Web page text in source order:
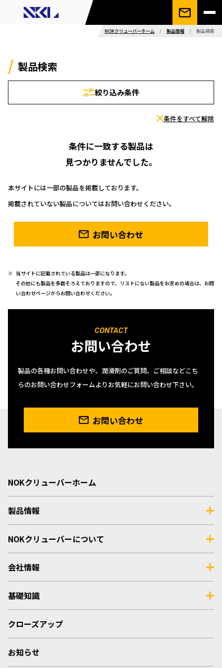
NOKクリューバーホーム / 製品情報 / 製品検索
製品検索
絞り込み条件
条件をすべて解除
条件に一致する製品は
見つかりませんでした。
本サイトには一部の製品を掲載しております。
掲載されていない製品についてはお問い合わせください。
お問い合わせ
当サイトに記載されている製品は一部になります。
その他にも製品を多数そろえておりますので、リストにない製品をお求めの場合は、お問
い合わせページからお問い合わせください。
CONTACT
お問い合わせ
製品の各種お問い合わせや、潤滑剤のご質問、ご相談などこち
らのお問い合わせフォームよりお気軽にお問い合わせ下さい。
お問い合わせ
NOKクリューバーホーム
製品情報
NOKクリューバーについて
会社情報
基礎知識
クローズアップ
お知らせ